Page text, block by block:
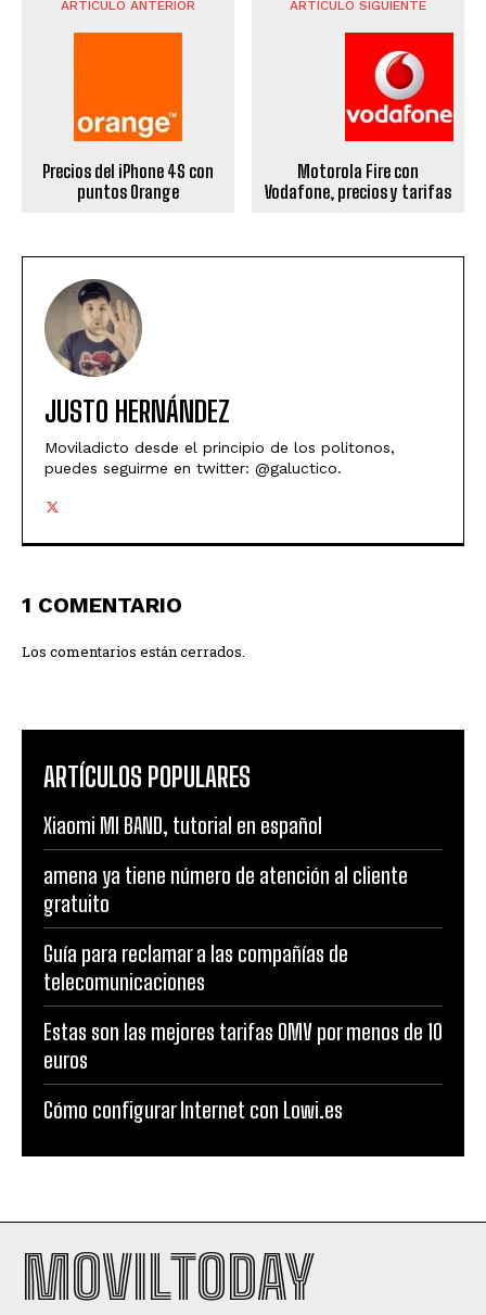
ARTÍCULO ANTERIOR
Precios del iPhone 4S con
puntos Orange
ARTÍCULO SIGUIENTE
Motorola Fire con
Vodafone, precios y tarifas
JUSTO HERNÁNDEZ
Moviladicto desde el principio de los politonos,
puedes seguirme en twitter: @galuctico.
1 COMENTARIO
Los comentarios están cerrados.
ARTÍCULOS POPULARES
Xiaomi MI BAND, tutorial en español
amena ya tiene número de atención al cliente
gratuito
Guía para reclamar a las compañías de
telecomunicaciones
Estas son las mejores tarifas OMV por menos de 10
euros
Cómo configurar Internet con Lowi.es
MOVILTODAY